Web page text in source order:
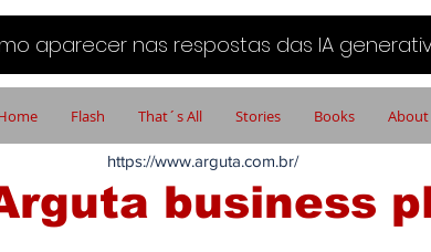
aparecer nas respostas das IA
Flash That´s All Stories Books About
business
https://www.arguta.com.br/